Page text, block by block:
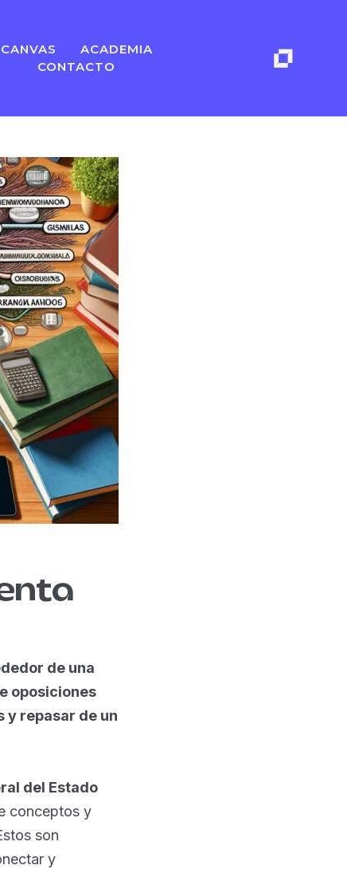
CANVAS
ACADEMIA
CONTACTO
de una
oposiciones
y repasar de un
del Estado
conceptos y
son
y